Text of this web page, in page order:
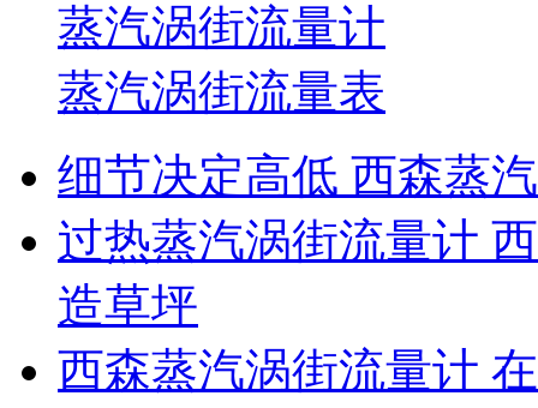
蒸汽涡街流量计
蒸汽涡街流量表
细节决定高低 西森蒸
过热蒸汽涡街流量计
造草坪
西森蒸汽涡街流量计